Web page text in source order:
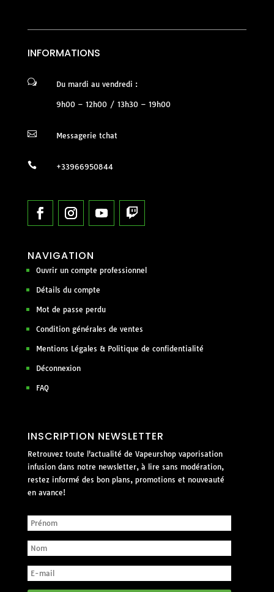
INFORMATIONS
w Du mardi au vendredi :
9h00 – 12h00 / 13h30 – 19h00
 Messagerie tchat
 +33966950844
NAVIGATION
Ouvrir un compte professionnel
Détails du compte
Mot de passe perdu
Condition générales de ventes
Mentions Légales & Politique de confidentialité
Déconnexion
FAQ
INSCRIPTION NEWSLETTER
Retrouvez toute l'actualité de Vapeurshop vaporisation
infusion dans notre newsletter, à lire sans modération,
restez informé des bon plans, promotions et nouveauté
en avance!